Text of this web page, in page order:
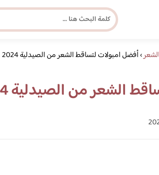
مجلة برونزية
ابحث عن أي
›أفضل امبولات لتساقط الشعر من الصيدلية 2024
الشعر من الصيدلية 2024